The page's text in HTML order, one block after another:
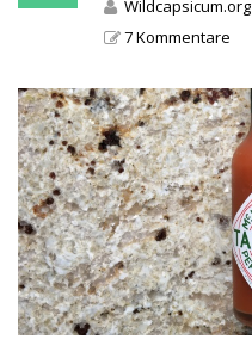
Wildcapsicum.org
7 Kommentare